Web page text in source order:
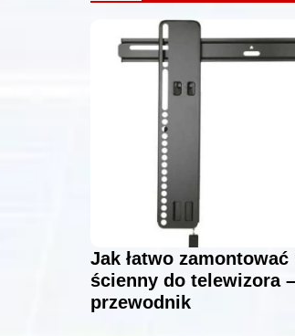
Jak łatwo
ścienny do telewizora
przewodnik